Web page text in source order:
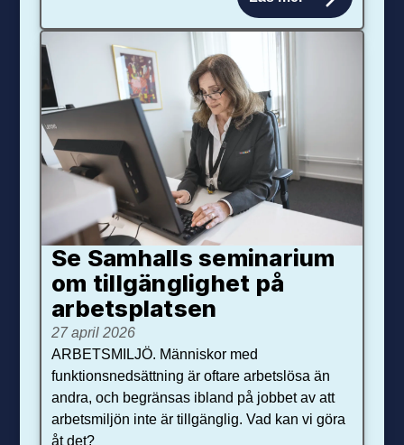
Se Samhalls seminarium
om tillgänglighet på
arbetsplatsen
27 april 2026
ARBETSMILJÖ. Människor med
funktionsnedsättning är oftare arbetslösa än
andra, och begränsas ibland på jobbet av att
arbetsmiljön inte är tillgänglig. Vad kan vi göra
åt det?